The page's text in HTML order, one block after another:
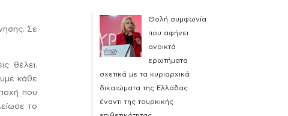
Σε
θέλει.
κάθε
που
το
Θολή συμφωνία
που αφήνει
ανοικτά
ερωτήματα
σχετικά με τα κυριαρχικά
δικαιώματα της Ελλάδας
έναντι της τουρκικής